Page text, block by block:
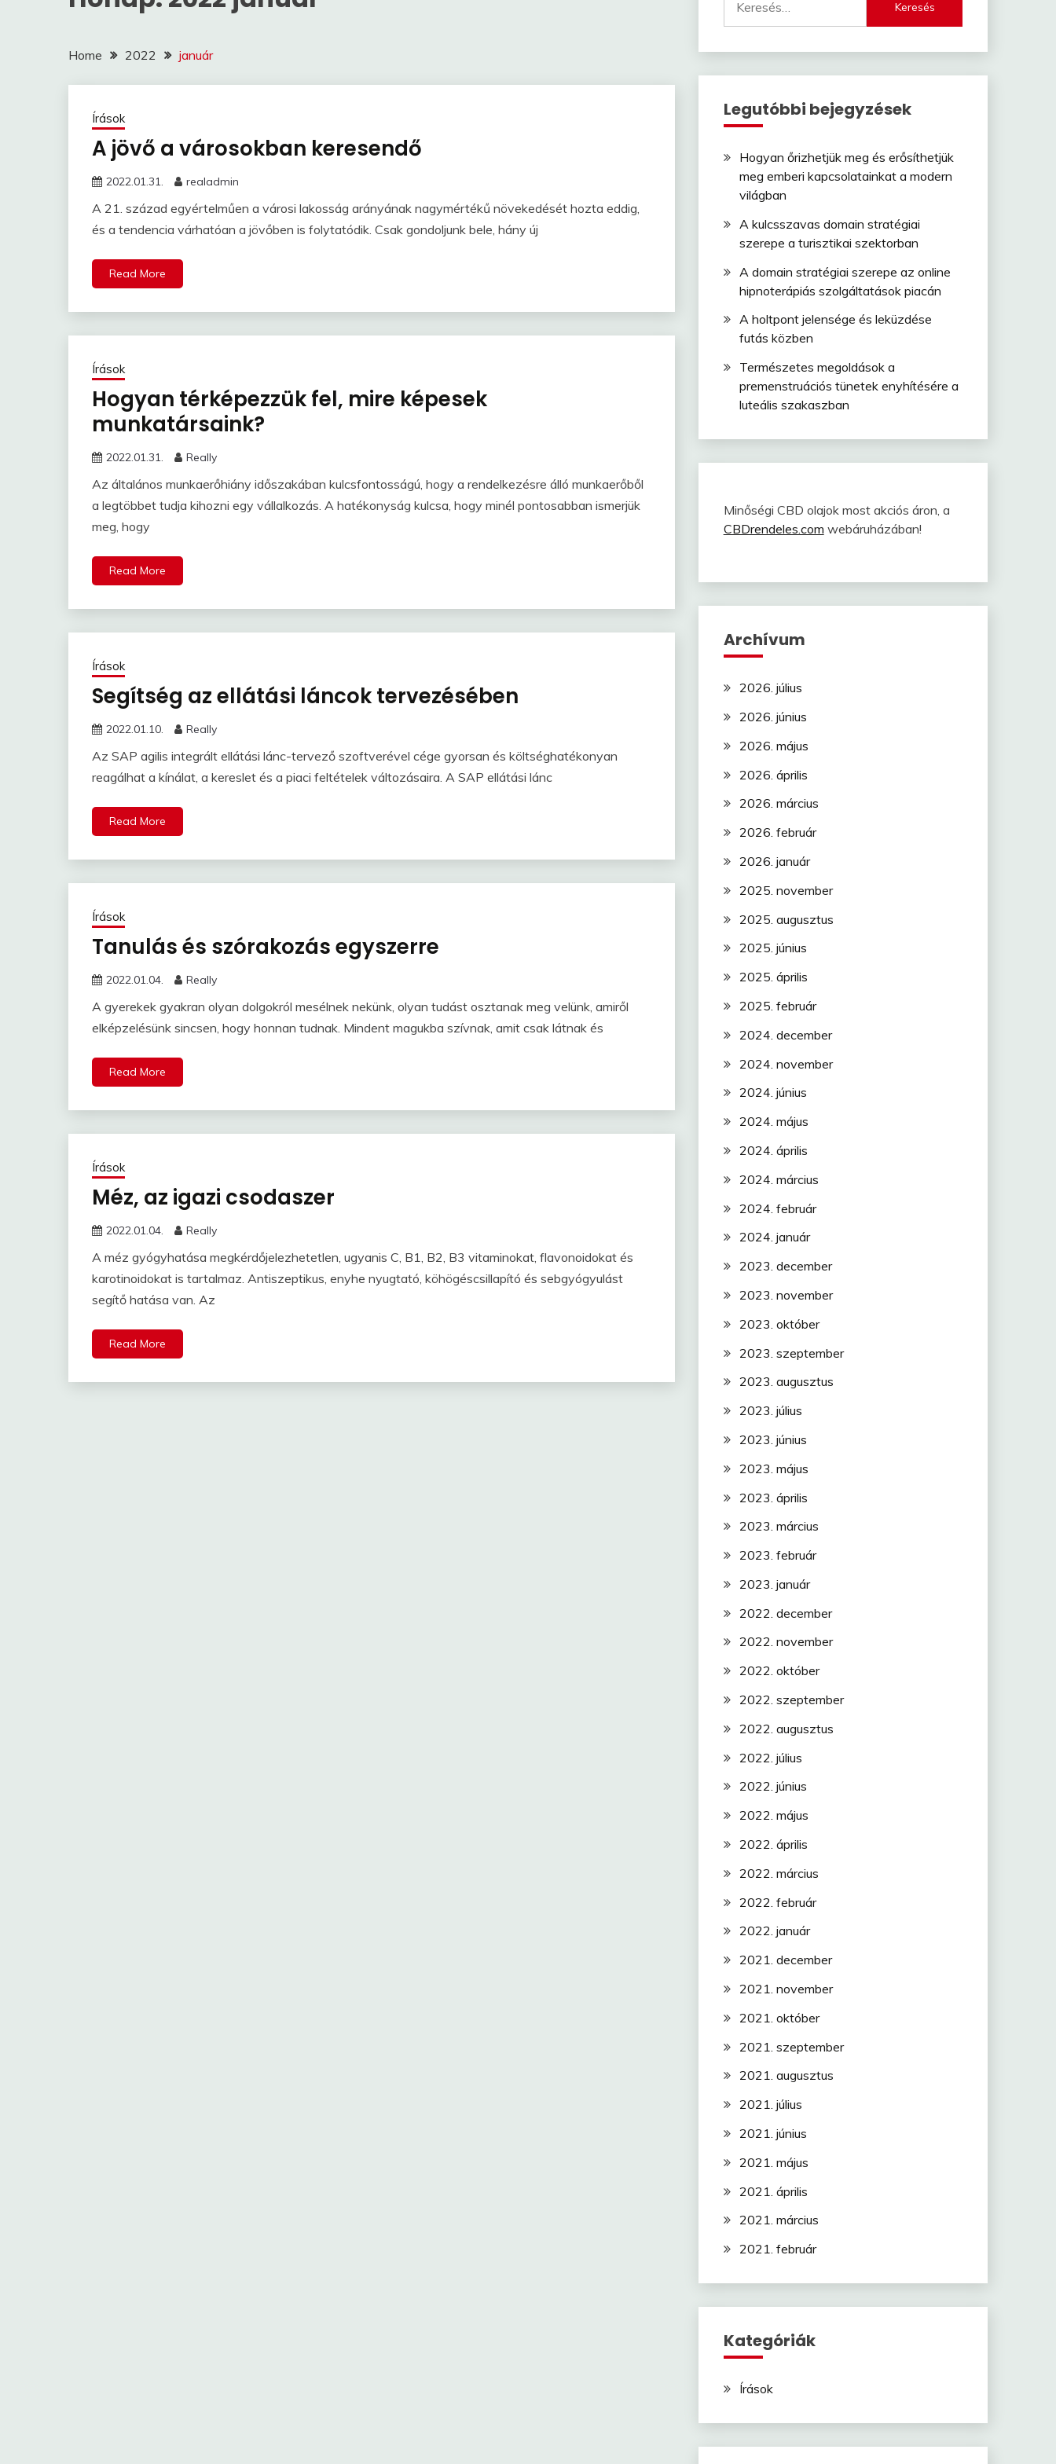
Home 2022 január
Írások
A jövő a városokban keresendő
2022.01.31. realadmin
A 21. század egyértelműen a városi lakosság arányának nagymértékű növekedését hozta eddig,
és a tendencia várhatóan a jövőben is folytatódik. Csak gondoljunk bele, hány új
Read More
Írások
Hogyan térképezzük fel, mire képesek
munkatársaink?
2022.01.31. Really
Az általános munkaerőhiány időszakában kulcsfontosságú, hogy a rendelkezésre álló munkaerőből
a legtöbbet tudja kihozni egy vállalkozás. A hatékonyság kulcsa, hogy minél pontosabban ismerjük
meg, hogy
Read More
Írások
Segítség az ellátási láncok tervezésében
2022.01.10. Really
Az SAP agilis integrált ellátási lánc-tervező szoftverével cége gyorsan és költséghatékonyan
reagálhat a kínálat, a kereslet és a piaci feltételek változásaira. A SAP ellátási lánc
Read More
Írások
Tanulás és szórakozás egyszerre
2022.01.04. Really
A gyerekek gyakran olyan dolgokról mesélnek nekünk, olyan tudást osztanak meg velünk, amiről
elképzelésünk sincsen, hogy honnan tudnak. Mindent magukba szívnak, amit csak látnak és
Read More
Írások
Méz, az igazi csodaszer
2022.01.04. Really
A méz gyógyhatása megkérdőjelezhetetlen, ugyanis C, B1, B2, B3 vitaminokat, flavonoidokat és
karotinoidokat is tartalmaz. Antiszeptikus, enyhe nyugtató, köhögéscsillapító és sebgyógyulást
segítő hatása van. Az
Read More
Legutóbbi bejegyzések
Hogyan őrizhetjük meg és erősíthetjük
meg emberi kapcsolatainkat a modern
világban
A kulcsszavas domain stratégiai
szerepe a turisztikai szektorban
A domain stratégiai szerepe az online
hipnoterápiás szolgáltatások piacán
A holtpont jelensége és leküzdése
futás közben
Természetes megoldások a
premenstruációs tünetek enyhítésére a
luteális szakaszban
Minőségi CBD olajok most akciós áron, a
CBDrendeles.com webáruházában!
Archívum
2026. július
2026. június
2026. május
2026. április
2026. március
2026. február
2026. január
2025. november
2025. augusztus
2025. június
2025. április
2025. február
2024. december
2024. november
2024. június
2024. május
2024. április
2024. március
2024. február
2024. január
2023. december
2023. november
2023. október
2023. szeptember
2023. augusztus
2023. július
2023. június
2023. május
2023. április
2023. március
2023. február
2023. január
2022. december
2022. november
2022. október
2022. szeptember
2022. augusztus
2022. július
2022. június
2022. május
2022. április
2022. március
2022. február
2022. január
2021. december
2021. november
2021. október
2021. szeptember
2021. augusztus
2021. július
2021. június
2021. május
2021. április
2021. március
2021. február
Kategóriák
Írások